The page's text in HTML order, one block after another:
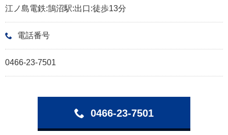
江ノ島電鉄:鵠沼駅:出口:徒歩13分
電話番号
0466-23-7501
0466-23-7501